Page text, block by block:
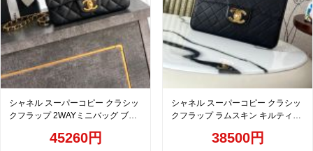
シャネル スーパーコピー クラシッ
クフラップ 2WAYミニバッグ ブラ
45260円
シャネル スーパーコピー クラシッ
クフラップ ラムスキン キルティン
ック レディース 人気モデル
38500円